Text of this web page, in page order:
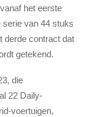
het eerste
serie van 44 stuks
derde contract dat
getekend.
die
22 Daily-
voertuigen,